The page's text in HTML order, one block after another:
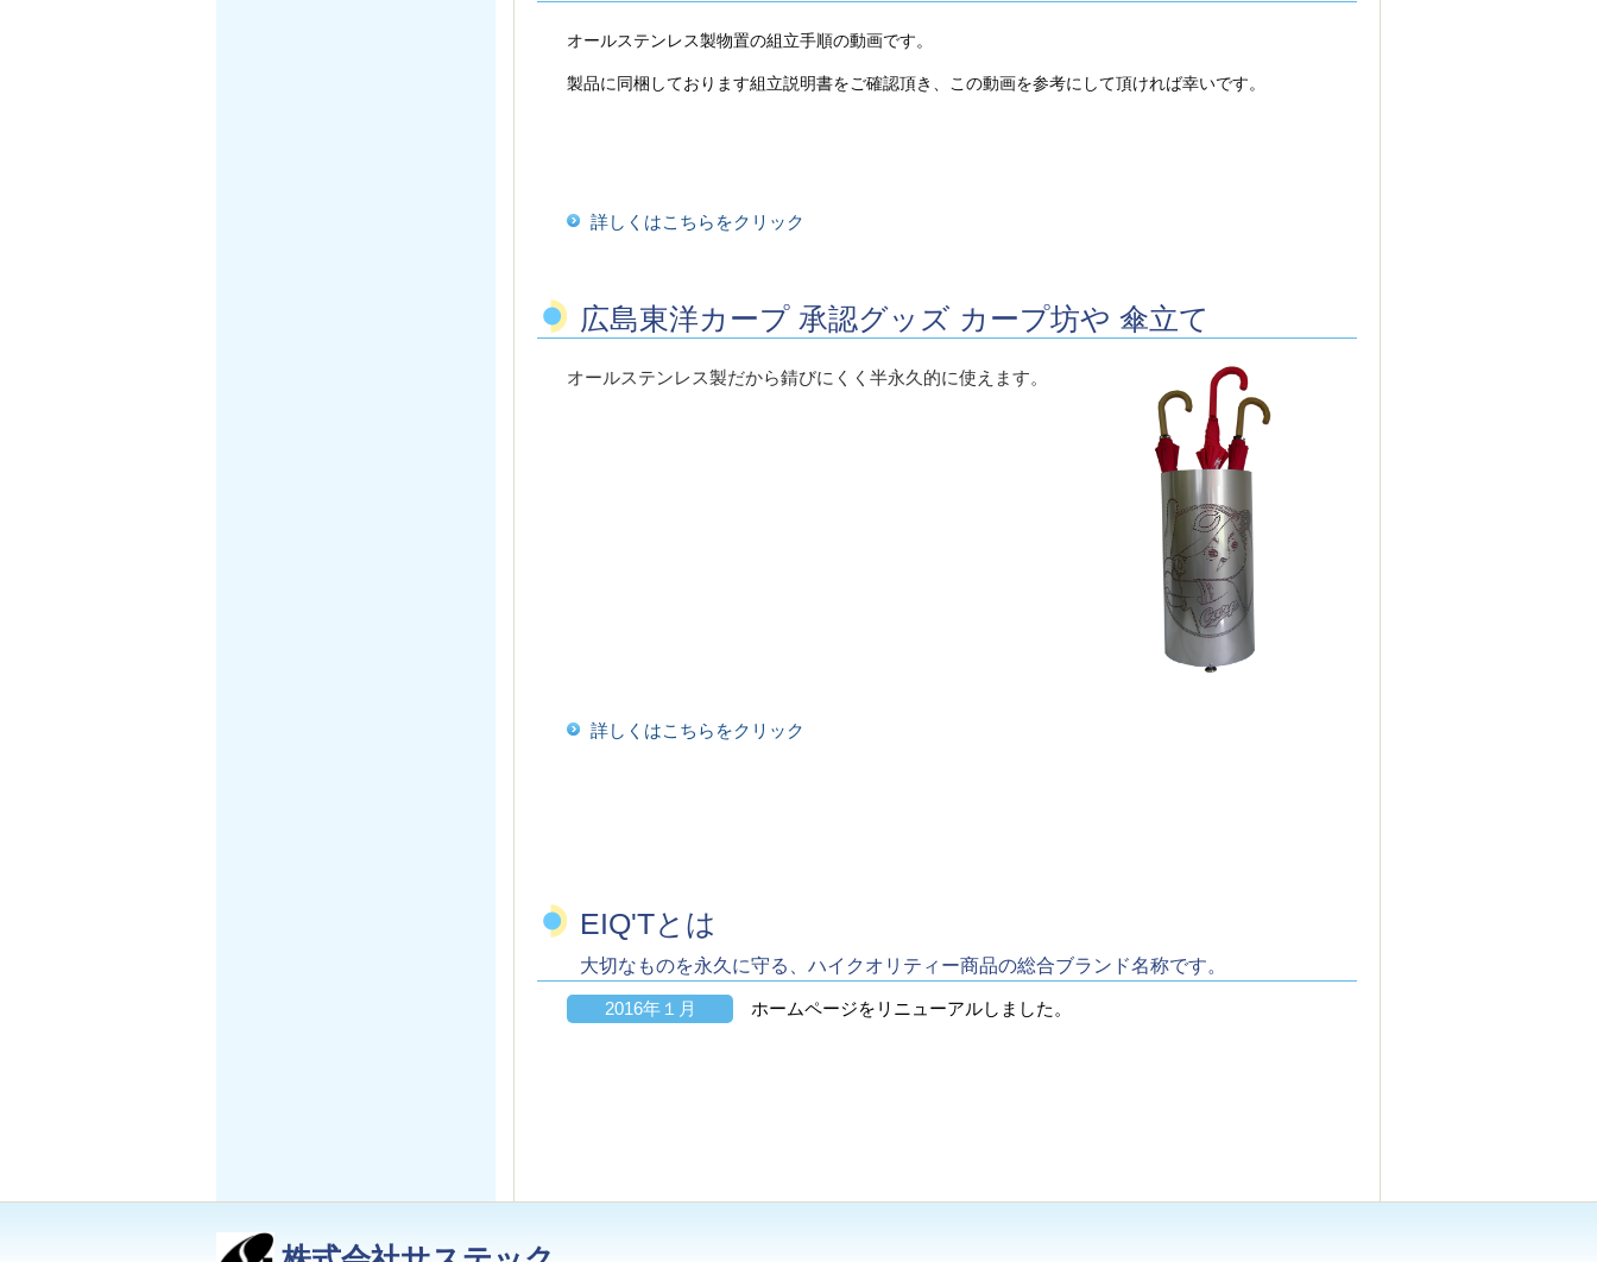
オールステンレス製物置の組立手順の動画です。
製品に同梱しております組立説明書をご確認頂き、この動画を参考にして頂ければ幸いです。
詳しくはこちらをクリック
広島東洋カープ 承認グッズ カープ坊や 傘立て
オールステンレス製だから錆びにくく半永久的に使えます。
詳しくはこちらをクリック
EIQ'Tとは
大切なものを永久に守る、ハイクオリティー商品の総合ブランド名称です。
2016年１月 ホームページをリニューアルしました。